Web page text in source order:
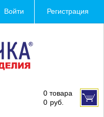
Войти Регистрация
0 товара
0 руб.